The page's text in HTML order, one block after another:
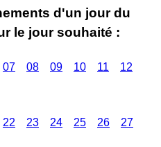
d'un jour du
le jour souhaité :
07 08 09 10 11 12
22 23 24 25 26 27